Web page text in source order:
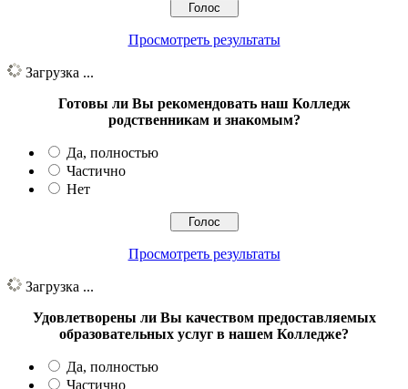
Просмотреть результаты
Загрузка ...
Готовы ли Вы рекомендовать наш Колледж
родственникам и знакомым?
Да, полностью
Частично
Нет
Просмотреть результаты
Загрузка ...
Удовлетворены ли Вы качеством предоставляемых
образовательных услуг в нашем Колледже?
Да, полностью
Частично